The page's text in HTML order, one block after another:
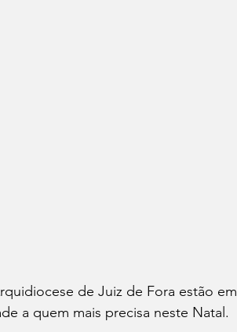
de Juiz de Fora estão em
a quem mais precisa neste Natal.